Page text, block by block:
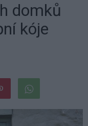
domků
kóje